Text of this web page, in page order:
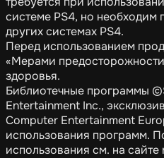
системе PS4, но необходим
других системах PS4.
Перед использованием
«Мерами
здоровья.
Библиотечные программы
Entertainment Inc.,
Computer Entertainment
использования программ.
использования см. на